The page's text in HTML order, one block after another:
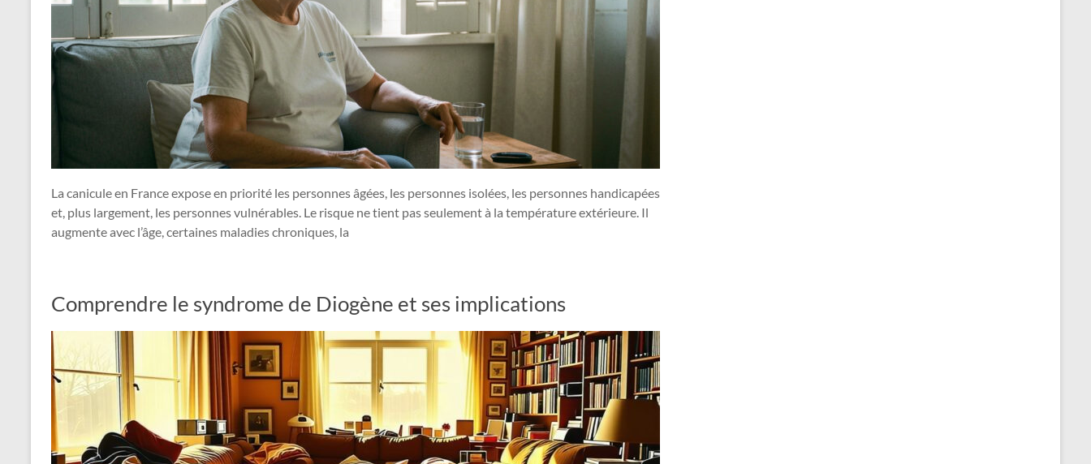
La canicule en France expose en priorité les personnes âgées, les personnes isolées, les personnes handicapées
et, plus largement, les personnes vulnérables. Le risque ne tient pas seulement à la température extérieure. Il
augmente avec l’âge, certaines maladies chroniques, la
Comprendre le syndrome de Diogène et ses implications